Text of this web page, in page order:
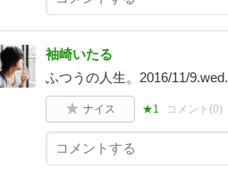
袖崎いたる
ふつうの人生。2016/11/9.wed.
ナイス ★1 コメント(0)